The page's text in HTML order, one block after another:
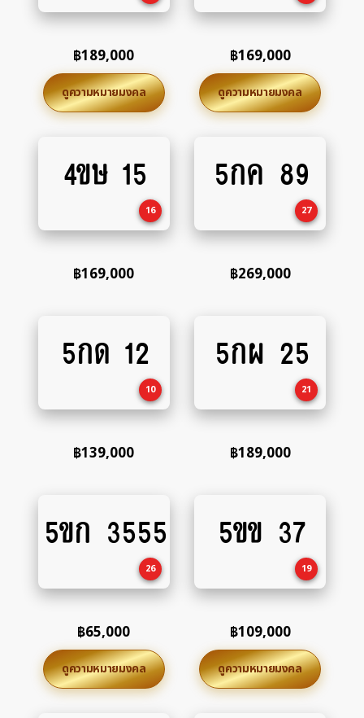
฿189,000
ดูความหมายมงคล
฿169,000
ดูความหมายมงคล
4ขษ 15
16
฿169,000
to
5กค 89
27
฿269,000
5กด 12
10
฿139,000
to
5กผ 25
21
฿189,000
to
5ขก 3555
26
฿65,000
ดูความหมายมงคล
to
5ขข 37
19
฿109,000
ดูความหมายมงคล